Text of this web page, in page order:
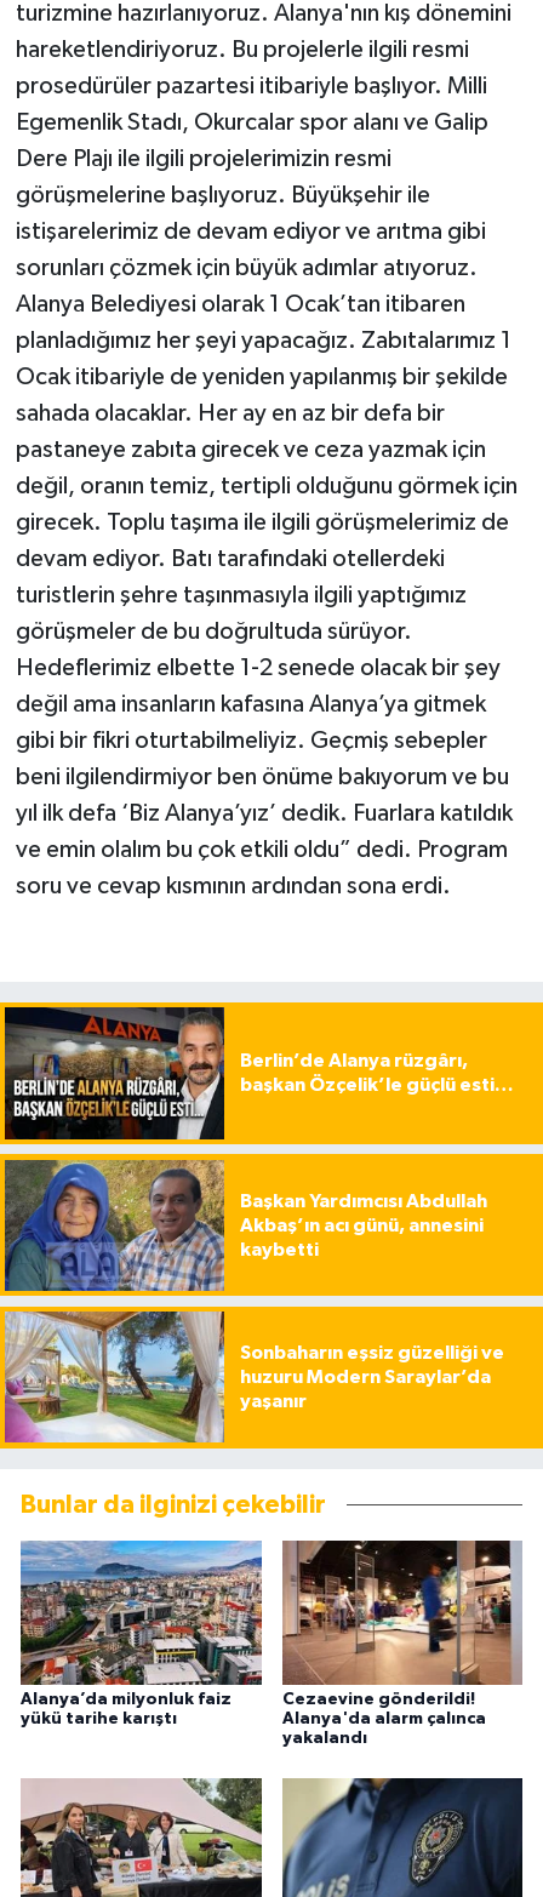
turizmine hazırlanıyoruz. Alanya'nın kış dönemini
hareketlendiriyoruz. Bu projelerle ilgili resmi
prosedürüler pazartesi itibariyle başlıyor. Milli
Egemenlik Stadı, Okurcalar spor alanı ve Galip
Dere Plajı ile ilgili projelerimizin resmi
görüşmelerine başlıyoruz. Büyükşehir ile
istişarelerimiz de devam ediyor ve arıtma gibi
sorunları çözmek için büyük adımlar atıyoruz.
Alanya Belediyesi olarak 1 Ocak’tan itibaren
planladığımız her şeyi yapacağız. Zabıtalarımız 1
Ocak itibariyle de yeniden yapılanmış bir şekilde
sahada olacaklar. Her ay en az bir defa bir
pastaneye zabıta girecek ve ceza yazmak için
değil, oranın temiz, tertipli olduğunu görmek için
girecek. Toplu taşıma ile ilgili görüşmelerimiz de
devam ediyor. Batı tarafındaki otellerdeki
turistlerin şehre taşınmasıyla ilgili yaptığımız
görüşmeler de bu doğrultuda sürüyor.
Hedeflerimiz elbette 1-2 senede olacak bir şey
değil ama insanların kafasına Alanya’ya gitmek
gibi bir fikri oturtabilmeliyiz. Geçmiş sebepler
beni ilgilendirmiyor ben önüme bakıyorum ve bu
yıl ilk defa ‘Biz Alanya’yız’ dedik. Fuarlara katıldık
ve emin olalım bu çok etkili oldu” dedi. Program
soru ve cevap kısmının ardından sona erdi.
Berlin’de Alanya rüzgârı,
başkan Özçelik’le güçlü esti…
Başkan Yardımcısı Abdullah
Akbaş’ın acı günü, annesini
kaybetti
Sonbaharın eşsiz güzelliği ve
huzuru Modern Saraylar’da
yaşanır
Bunlar da ilginizi çekebilir
Alanya’da milyonluk faiz
yükü tarihe karıştı
Cezaevine gönderildi!
Alanya'da alarm çalınca
yakalandı